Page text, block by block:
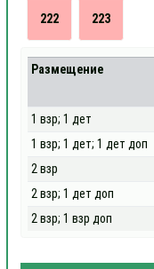
222 223
Размещение
1 взр; 1 дет
1 взр; 1 дет; 1 дет доп
2 взр
2 взр; 1 дет доп
2 взр; 1 взр доп